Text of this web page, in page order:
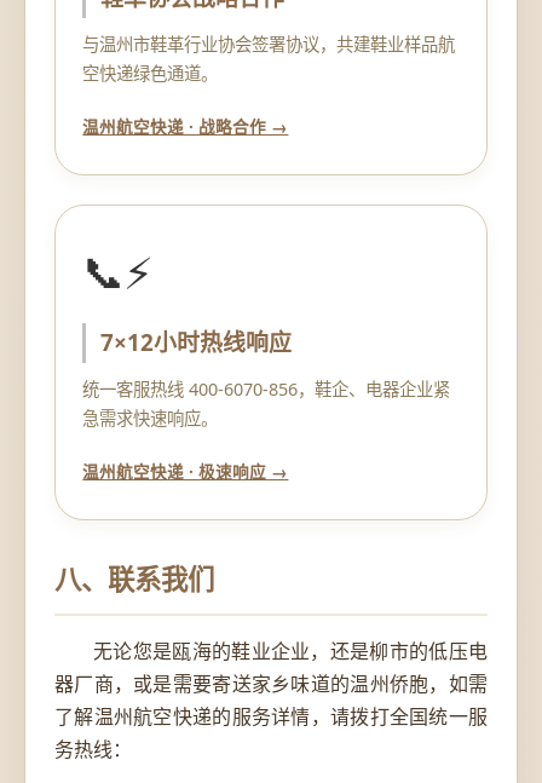
与温州市鞋革行业协会签署协议，共建鞋业样品航
空快递绿色通道。
温州航空快递 · 战略合作 →
📞⚡
7×12小时热线响应
统一客服热线 400-6070-856，鞋企、电器企业紧
急需求快速响应。
温州航空快递 · 极速响应 →
八、联系我们
无论您是瓯海的鞋业企业，还是柳市的低压电
器厂商，或是需要寄送家乡味道的温州侨胞，如需
了解温州航空快递的服务详情，请拨打全国统一服
务热线：